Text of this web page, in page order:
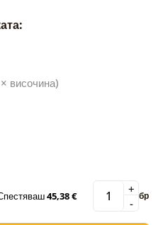
височина)
45,38 € -
+ бр